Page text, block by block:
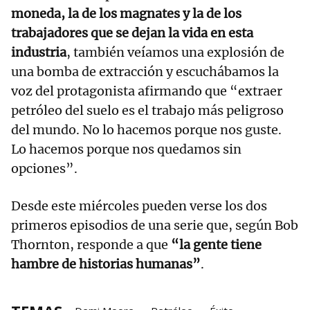
moneda, la de los magnates y la de los
trabajadores que se dejan la vida en esta
industria, también veíamos una explosión de
una bomba de extracción y escuchábamos la
voz del protagonista afirmando que “extraer
petróleo del suelo es el trabajo más peligroso
del mundo. No lo hacemos porque nos guste.
Lo hacemos porque nos quedamos sin
opciones”.
Desde este miércoles pueden verse los dos
primeros episodios de una serie que, según Bob
Thornton, responde a que “la gente tiene
hambre de historias humanas”.